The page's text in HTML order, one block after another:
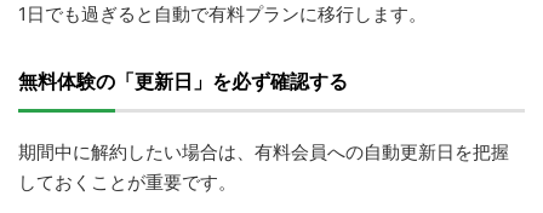
1日でも過ぎると自動で有料プランに移行します。
無料体験の「更新日」を必ず確認する
期間中に解約したい場合は、有料会員への自動更新日を把握
しておくことが重要です。